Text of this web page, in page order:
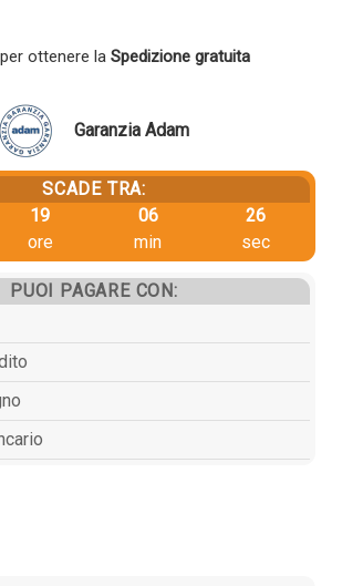
ottenere la Spedizione gratuita
Garanzia Adam
SCADE TRA:
19
ore
06
min
25
sec
PUOI PAGARE CON: